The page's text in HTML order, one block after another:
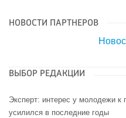
НОВОСТИ ПАРТНЕРОВ
ВЫБОР РЕДАКЦИИ
Эксперт: интерес у молодежи к
усилился в последние годы